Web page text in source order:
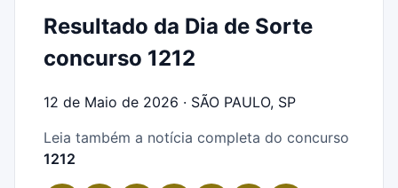
Resultado da Dia de Sorte
concurso 1212
12 de Maio de 2026 · SÃO PAULO, SP
Leia também a notícia completa do concurso
1212